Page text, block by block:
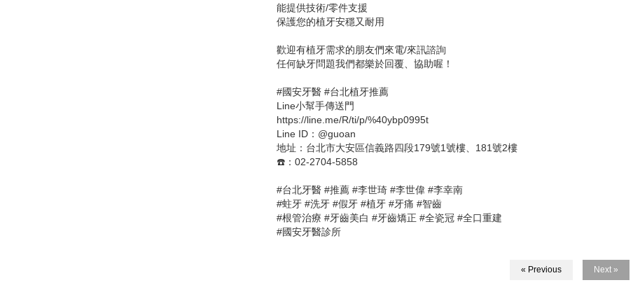
能提供技術/零件支援
保護您的植牙安穩又耐用
歡迎有植牙需求的朋友們來電/來訊諮詢
任何缺牙問題我們都樂於回覆、協助喔！
#國安牙醫 #台北植牙推薦
Line小幫手傳送門
https://line.me/R/ti/p/%40ybp0995t
Line ID：@guoan
地址：台北市大安區信義路四段179號1號樓、181號2樓
☎️：02-2704-5858
#台北牙醫 #推薦 #李世琦 #李世偉 #李幸南
#蛀牙 #洗牙 #假牙 #植牙 #牙痛 #智齒
#根管治療 #牙齒美白 #牙齒矯正 #全瓷冠 #全口重建
#國安牙醫診所
« Previous Next »